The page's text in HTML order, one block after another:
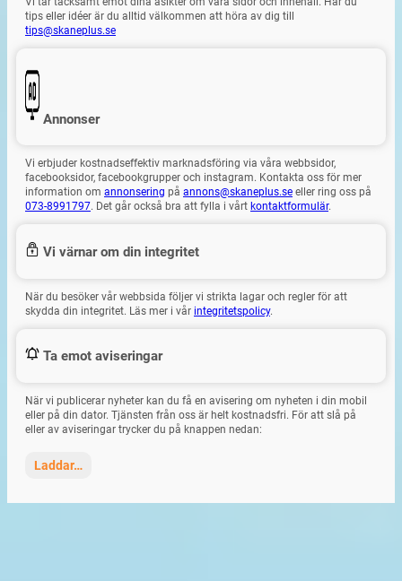
tips eller idéer är du alltid välkommen att höra av dig till
tips@skaneplus.se
Annonser
Vi erbjuder kostnadseffektiv marknadsföring via våra webbsidor,
facebooksidor, facebookgrupper och instagram. Kontakta oss för mer
information om annonsering på annons@skaneplus.se eller ring oss på
073-8991797. Det går också bra att fylla i vårt kontaktformulär.
Vi värnar om din integritet
När du besöker vår webbsida följer vi strikta lagar och regler för att
skydda din integritet. Läs mer i vår integritetspolicy.
Ta emot aviseringar
När vi publicerar nyheter kan du få en avisering om nyheten i din mobil
eller på din dator. Tjänsten från oss är helt kostnadsfri. För att slå på
eller av aviseringar trycker du på knappen nedan:
Laddar…